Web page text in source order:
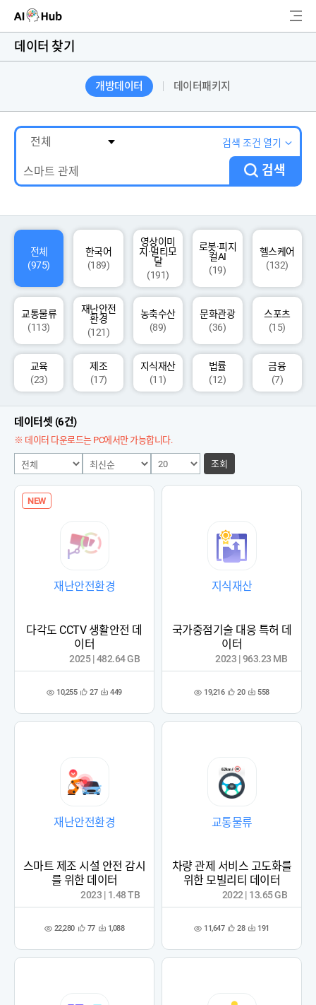
AI-Hub
AI 데이터찾기
AI 허브소개
AI 개발지원
고객지원
색
데이터 찾기
개방데이터 데이터패키지
검색 조건 열기
검색
전체
(975)
한국어
(189)
영상이미
지·멀티모
달
(191)
로봇·피지
컬AI
(19)
헬스케어
(132)
교통물류
(113)
재난안전
환경
(121)
농축수산
(89)
문화관광
(36)
스포츠
(15)
교육
(23)
제조
(17)
지식재산
(11)
법률
(12)
금융
(7)
데이터셋 (6건)
※ 데이터 다운로드는 PC에서만 가능합니다.
조회
NEW
재난안전환경
다각도 CCTV 생활안전 데
이터
조 10,255 관
록
27 다 449
2025 | 482.64 GB
지식재산
국가중점기술 대응 특허 데
이터
조 19,216 관
록
20 다 558
2023 | 963.23 MB
재난안전환경
스마트 제조 시설 안전 감시
를 위한 데이터
조 22,280 관
록
77 다 1,088
2023 | 1.48 TB
교통물류
차량 관제 서비스 고도화를
위한 모빌리티 데이터
조 11,647 관
록
28 다 191
2022 | 13.65 GB